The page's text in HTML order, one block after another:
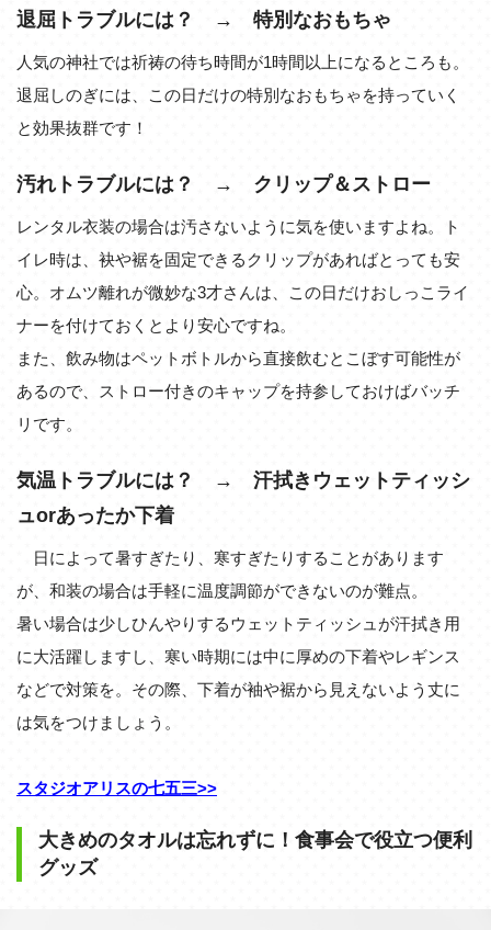
退屈トラブルには？ → 特別なおもちゃ
人気の神社では祈祷の待ち時間が1時間以上になるところも。
退屈しのぎには、この日だけの特別なおもちゃを持っていく
と効果抜群です！
汚れトラブルには？ → クリップ＆ストロー
レンタル衣装の場合は汚さないように気を使いますよね。ト
イレ時は、袂や裾を固定できるクリップがあればとっても安
心。オムツ離れが微妙な3才さんは、この日だけおしっこライ
ナーを付けておくとより安心ですね。
また、飲み物はペットボトルから直接飲むとこぼす可能性が
あるので、ストロー付きのキャップを持参しておけばバッチ
リです。
気温トラブルには？ → 汗拭きウェットティッシ
ュorあったか下着
日によって暑すぎたり、寒すぎたりすることがあります
が、和装の場合は手軽に温度調節ができないのが難点。
暑い場合は少しひんやりするウェットティッシュが汗拭き用
に大活躍しますし、寒い時期には中に厚めの下着やレギンス
などで対策を。その際、下着が袖や裾から見えないよう丈に
は気をつけましょう。
スタジオアリスの七五三>>
大きめのタオルは忘れずに！食事会で役立つ便利
グッズ